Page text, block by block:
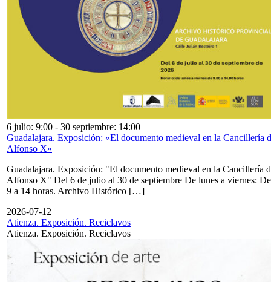
6 julio: 9:00 - 30 septiembre: 14:00
Guadalajara. Exposición: «El documento medieval en la Cancillería
Alfonso X»
Guadalajara. Exposición: "El documento medieval en la Cancillería
Alfonso X" Del 6 de julio al 30 de septiembre De lunes a viernes: De
9 a 14 horas. Archivo Histórico […]
2026-07-12
Atienza. Exposición. Reciclavos
Atienza. Exposición. Reciclavos